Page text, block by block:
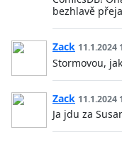
bezhlavě
Zack 11.1.2024
Stormovou,
Zack 11.1.2024
Ja jdu za